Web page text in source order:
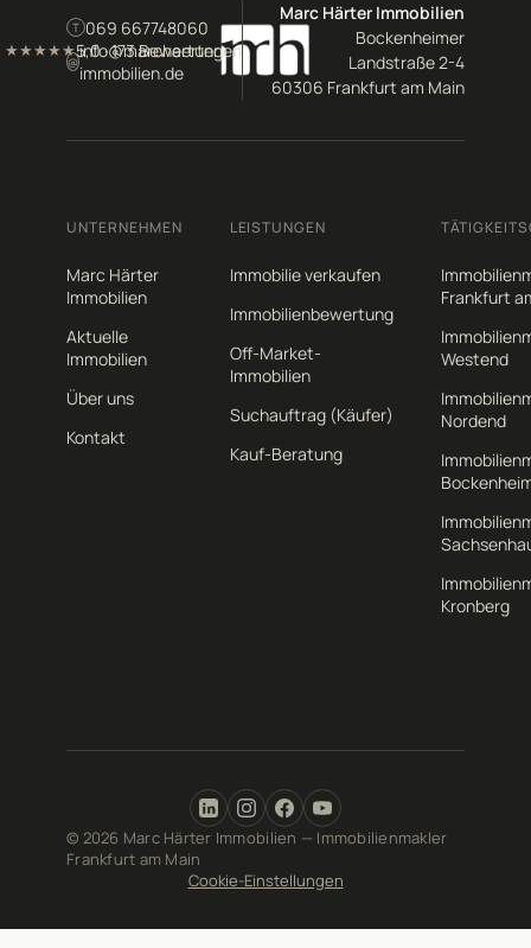
T 069 667748060
@info@marchaerter-
immobilien.de
★★★★★5,0 · 173 Bewertungen
Marc Härter Immobilien
Bockenheimer
Landstraße 2-4
60306 Frankfurt am Main
UNTERNEHMEN
Marc Härter
Immobilien
Aktuelle
Immobilien
Über uns
Kontakt
LEISTUNGEN
Immobilie verkaufen
Immobilienbewertung
Off-Market-
Immobilien
Suchauftrag (Käufer)
Kauf-Beratung
Frankfurt
Westend
Nordend
Kronberg
© 2026 Marc Härter Immobilien — Immobilienmakler
Frankfurt am Main
Cookie-Einstellungen